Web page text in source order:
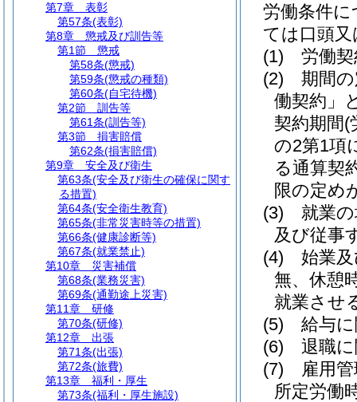
労働条件
ては口頭
(1)
労働
(2)
期間
働契約」
契約期間(
の2第1項
る通算契
限の定め
(3)
就業
及び従事
(4)
始業
無、休憩
就業させ
(5)
給与
(6)
退職
(7)
雇用
所定労働
第7章
表彰
第57条(表彰)
第8章
懲戒及び訓告等
第1節
懲戒
第58条(懲戒)
第59条(懲戒の種類)
第60条(自宅待機)
第2節
訓告等
第61条(訓告等)
第3節
損害賠償
第62条(損害賠償)
第9章
安全及び衛生
第63条(安全及び衛生の確保に関す
る措置)
第64条(安全衛生教育)
第65条(非常災害時等の措置)
第66条(健康診断等)
第67条(就業禁止)
第10章
災害補償
第68条(業務災害)
第69条(通勤途上災害)
第11章
研修
第70条(研修)
第12章
出張
第71条(出張)
第72条(旅費)
第13章
福利・厚生
第73条(福利・厚生施設)